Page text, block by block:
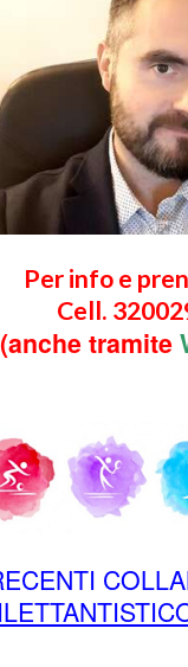
Per info e
Cell.
(anche tramite